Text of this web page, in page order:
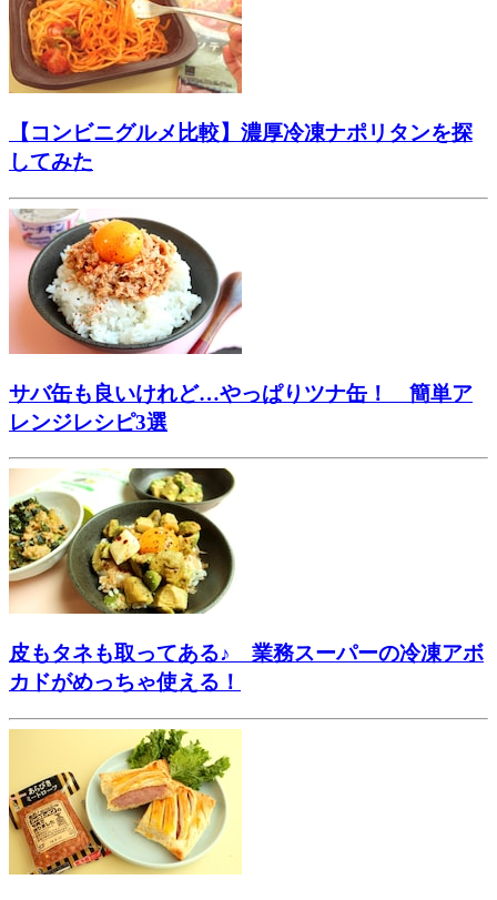
【コンビニグルメ比較】濃厚冷凍ナポリタンを探
してみた
サバ缶も良いけれど…やっぱりツナ缶！ 簡単ア
レンジレシピ3選
皮もタネも取ってある♪ 業務スーパーの冷凍アボ
カドがめっちゃ使える！